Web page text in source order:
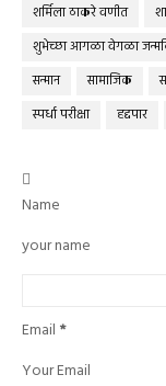
शर्मिला ठाकरे वणीत
शुभेच्छा आगळा वेगळा
सन्मान
सामाजिक
स्पर्धा परीक्षा
हद्दपार

Name
your name
Email *
Your Email